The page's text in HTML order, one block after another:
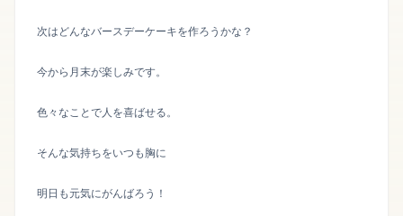
次はどんなバースデーケーキを作ろうかな？
今から月末が楽しみです。
色々なことで人を喜ばせる。
そんな気持ちをいつも胸に
明日も元気にがんばろう！